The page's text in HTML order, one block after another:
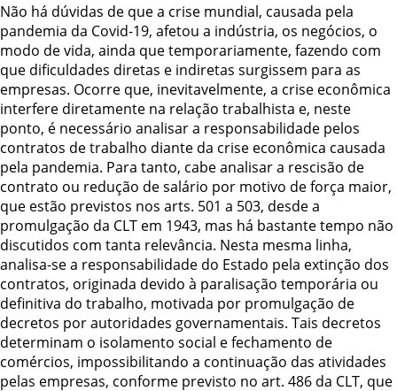
Não há dúvidas de que a crise mundial, causada pela
pandemia da Covid-19, afetou a indústria, os negócios, o
modo de vida, ainda que temporariamente, fazendo com
que dificuldades diretas e indiretas surgissem para as
empresas. Ocorre que, inevitavelmente, a crise econômica
interfere diretamente na relação trabalhista e, neste
ponto, é necessário analisar a responsabilidade pelos
contratos de trabalho diante da crise econômica causada
pela pandemia. Para tanto, cabe analisar a rescisão de
contrato ou redução de salário por motivo de força maior,
que estão previstos nos arts. 501 a 503, desde a
promulgação da CLT em 1943, mas há bastante tempo não
discutidos com tanta relevância. Nesta mesma linha,
analisa-se a responsabilidade do Estado pela extinção dos
contratos, originada devido à paralisação temporária ou
definitiva do trabalho, motivada por promulgação de
decretos por autoridades governamentais. Tais decretos
determinam o isolamento social e fechamento de
comércios, impossibilitando a continuação das atividades
pelas empresas, conforme previsto no art. 486 da CLT, que